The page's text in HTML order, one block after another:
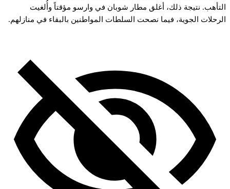
التأهب. نتيجة ذلك، أغلق مطار شوبان في وارسو مؤقتاً وأُلغيت
الرحلات الجوية، فيما نصحت السلطات المواطنين بالبقاء في منازلهم.